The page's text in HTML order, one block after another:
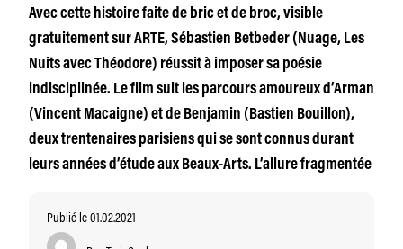
Avec cette histoire faite de bric et de broc, visible
gratuitement sur ARTE, Sébastien Betbeder (Nuage, Les
Nuits avec Théodore) réussit à imposer sa poésie
indisciplinée. Le film suit les parcours amoureux d’Arman
(Vincent Macaigne) et de Benjamin (Bastien Bouillon),
deux trentenaires parisiens qui se sont connus durant
leurs années d’étude aux Beaux-Arts. L’allure fragmentée
Publié le 01.02.2021